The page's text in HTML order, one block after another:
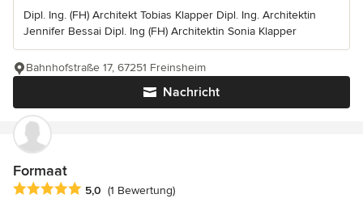
Dipl. Ing. (FH) Architekt Tobias Klapper Dipl. Ing. Architektin
Jennifer Bessai Dipl. Ing (FH) Architektin Sonia Klapper
Nachricht
Bahnhofstraße 17, 67251 Freinsheim
Formaat
Durchschnittliche Bewertung: 5 von 5 Sternen
5,0 (1 Bewertung)